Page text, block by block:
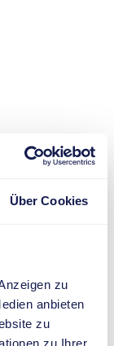
Über Cookies
zu
anbieten
zu
zu Ihrer